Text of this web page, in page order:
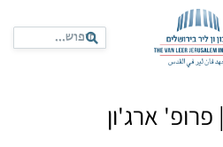
גלובליזציה 2.0 | פרופ' ארג'ון